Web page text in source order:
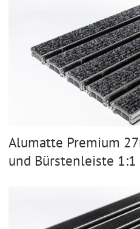
Alumatte Premium
und Bürstenleiste 1:1